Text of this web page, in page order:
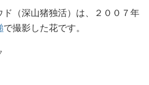
ド（深山猪独活）は、２００７年
で撮影した花です。